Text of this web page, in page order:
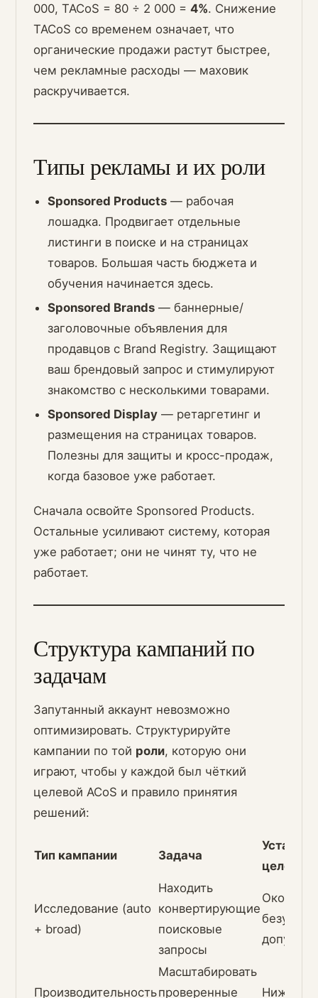
000, TACoS = 80 ÷ 2 000 =4%. Снижение
TACoS со временем означает, что
органические продажи растут быстрее,
чем рекламные расходы — маховик
раскручивается.
Типы рекламы и их роли
Sponsored Products — рабочая
лошадка. Продвигает отдельные
листинги в поиске и на страницах
товаров. Большая часть бюджета и
обучения начинается здесь.
Sponsored Brands — баннерные/
заголовочные объявления для
продавцов с Brand Registry. Защищают
ваш брендовый запрос и стимулируют
знакомство с несколькими товарами.
Sponsored Display — ретаргетинг и
размещения на страницах товаров.
Полезны для защиты и кросс-продаж,
когда базовое уже работает.
Сначала освойте Sponsored Products.
Остальные усиливают систему, которая
уже работает; они не чинят ту, что не
работает.
Структура кампаний по
задачам
Запутанный аккаунт невозможно
оптимизировать. Структурируйте
кампании по той роли, которую они
играют, чтобы у каждой был чёткий
целевой ACoS и правило принятия
решений:
Тип кампании Задача
Исследование (auto
+ broad)
Находить
конвертирующие
поисковые
запросы
Около/
Производительность
Масштабировать
проверенные
Ниже